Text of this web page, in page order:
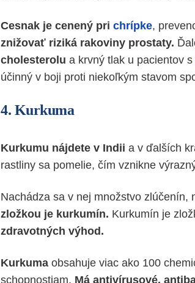
Cesnak je cenený pri chrípke,
znižovať riziká rakoviny prostaty.
cholesterolu a krvný tlak u pacientov s
účinný v boji proti niekoľkým stavom
4. Kurkuma
Kurkumu nájdete v Indii a v ďalších
rastliny sa pomelie, čím vznikne
Nachádza sa v nej množstvo zlúčenín,
zložkou je kurkumín. Kurkumín je
zdravotných výhod.
Kurkuma obsahuje viac ako 100
schopnostiam. Má antivírusové,